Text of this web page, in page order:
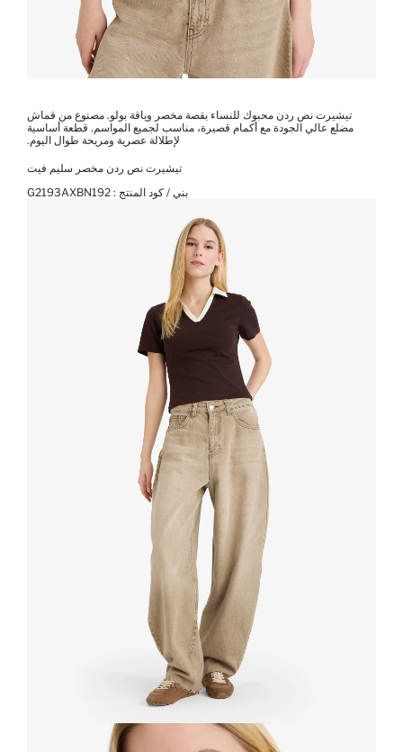
تيشيرت نص ردن محبوك للنساء بقصة مخصر وياقة بولو. مصنوع من قماش
مضلع عالي الجودة مع أكمام قصيرة، مناسب لجميع المواسم. قطعة أساسية
لإطلالة عصرية ومريحة طوال اليوم.
تيشيرت نص ردن مخصر سليم فيت
بني / كود المنتج : G2193AXBN192